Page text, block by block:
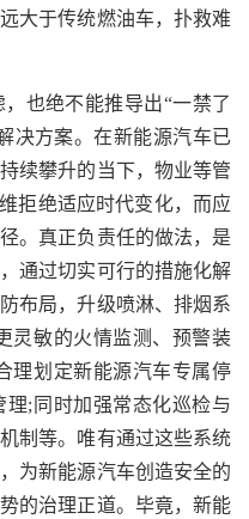
大于传统燃油车，扑救难
也绝不能推导出“一禁了
决方案。在新能源汽车已
续攀升的当下，物业等管
拒绝适应时代变化，而应
。真正负责任的做法，是
通过切实可行的措施化解
布局，升级喷淋、排烟系
灵敏的火情监测、预警装
理划定新能源汽车专属停
;同时加强常态化巡检与
制等。唯有通过这些系统
为新能源汽车创造安全的
的治理正道。毕竟，新能